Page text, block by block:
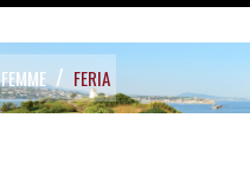
FEMME FERIA